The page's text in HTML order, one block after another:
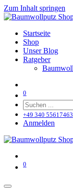
Zum Inhalt springen
Startseite
Shop
Unser Blog
Ratgeber
0
+49 340 55617463
Anmelden
0